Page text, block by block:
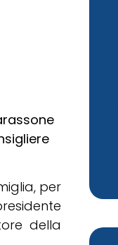
per
della